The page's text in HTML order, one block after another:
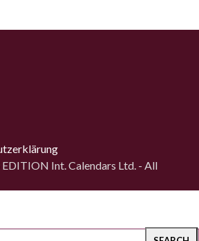
Int. Calendars Ltd. - All